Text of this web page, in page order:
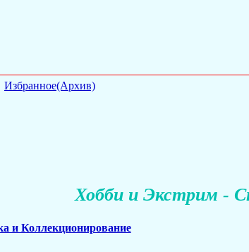
Избранное(Архив)
Хобби и Экстрим -
и Коллекционирование